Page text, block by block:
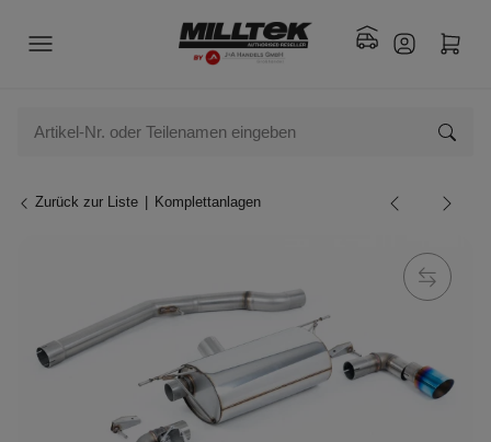
Zurück zur Liste Komplettanlagen